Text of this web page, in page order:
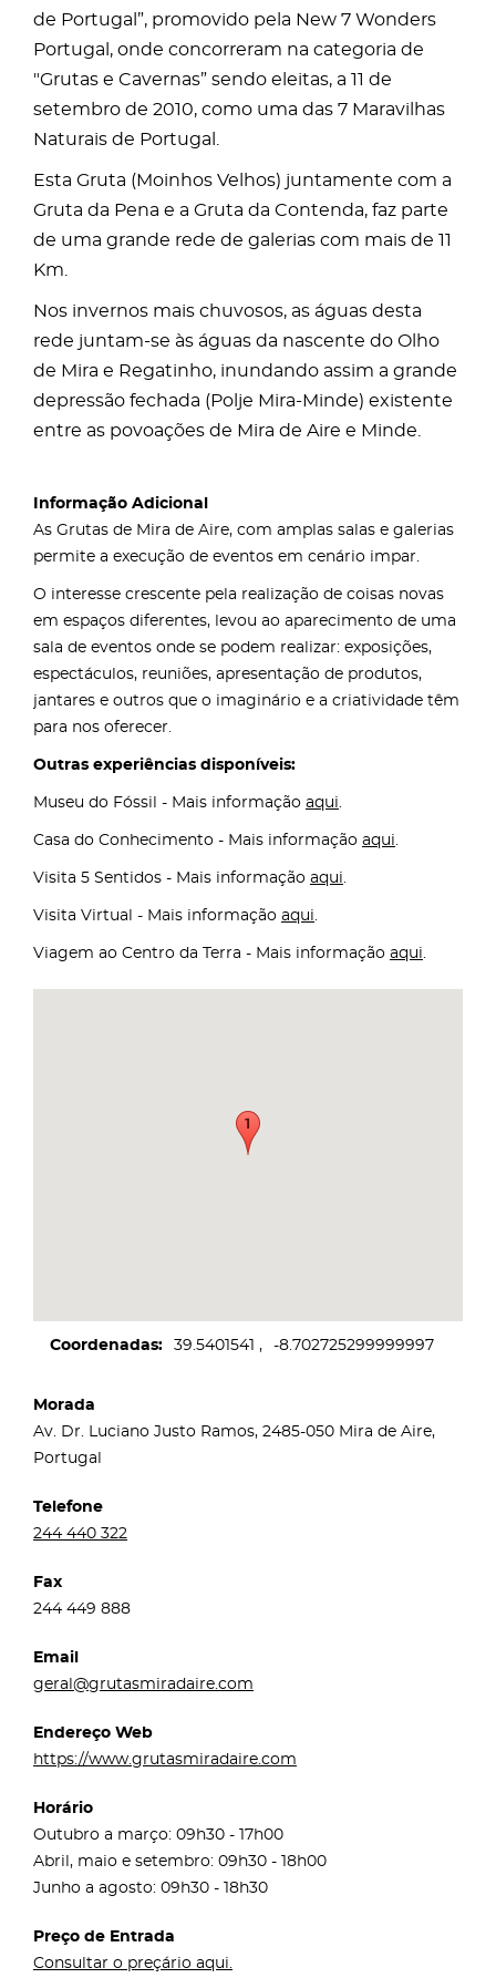
de Portugal”, promovido pela New 7 Wonders
Portugal, onde concorreram na categoria de
"Grutas e Cavernas” sendo eleitas, a 11 de
setembro de 2010, como uma das 7 Maravilhas
Naturais de Portugal.
Esta Gruta (Moinhos Velhos) juntamente com a
Gruta da Pena e a Gruta da Contenda, faz parte
de uma grande rede de galerias com mais de 11
Km.
Nos invernos mais chuvosos, as águas desta
rede juntam-se às águas da nascente do Olho
de Mira e Regatinho, inundando assim a grande
depressão fechada (Polje Mira-Minde) existente
entre as povoações de Mira de Aire e Minde.
Informação Adicional
As Grutas de Mira de Aire, com amplas salas e galerias
permite a execução de eventos em cenário impar.
O interesse crescente pela realização de coisas novas
em espaços diferentes, levou ao aparecimento de uma
sala de eventos onde se podem realizar: exposições,
espectáculos, reuniões, apresentação de produtos,
jantares e outros que o imaginário e a criatividade têm
para nos oferecer.
Outras experiências disponíveis:
Museu do Fóssil - Mais informação aqui.
Casa do Conhecimento - Mais informação aqui.
Visita 5 Sentidos - Mais informação aqui.
Visita Virtual - Mais informação aqui.
Viagem ao Centro da Terra - Mais informação aqui.
Coordenadas 39.5401541 -8.702725299999997
Morada
Av. Dr. Luciano Justo Ramos, 2485-050 Mira de Aire,
Portugal
Telefone
244 440 322
Fax
244 449 888
Email
geral@grutasmiradaire.com
Endereço Web
https://www.grutasmiradaire.com
Horário
Outubro a março: 09h30 - 17h00
Abril, maio e setembro: 09h30 - 18h00
Junho a agosto: 09h30 - 18h30
Preço de Entrada
Consultar o preçário aqui.